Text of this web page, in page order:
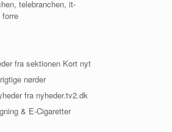
telebranchen, it-
fra sektionen Kort nyt
nørder
fra nyheder.tv2.dk
& E-Cigaretter